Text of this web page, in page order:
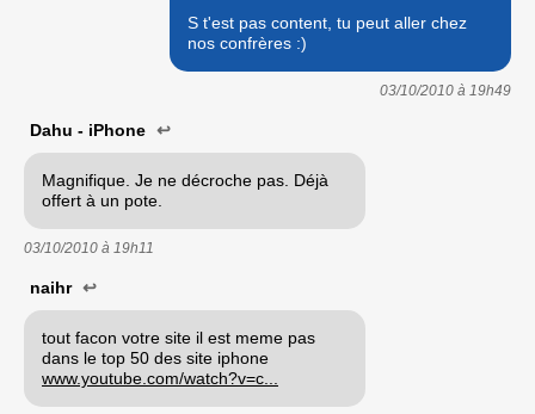
S t'est pas content, tu peut aller chez
nos confrères :)
03/10/2010 à 19h49
Dahu - iPhone ↩
Magnifique. Je ne décroche pas. Déjà
offert à un pote.
03/10/2010 à 19h11
naihr ↩
tout facon votre site il est meme pas
dans le top 50 des site iphone
www.youtube.com/watch?v=c...